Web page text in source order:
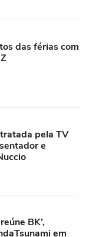
das férias com
pela TV
e
BK’,
em